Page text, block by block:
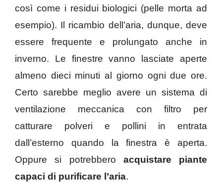
così come i residui biologici (pelle morta ad
esempio). Il ricambio dell’aria, dunque, deve
essere frequente e prolungato anche in
inverno. Le finestre vanno lasciate aperte
almeno dieci minuti al giorno ogni due ore.
Certo sarebbe meglio avere un sistema di
ventilazione meccanica con filtro per
catturare polveri e pollini in entrata
dall’esterno quando la finestra è aperta.
Oppure si potrebbero acquistare piante
capaci di purificare l’aria.